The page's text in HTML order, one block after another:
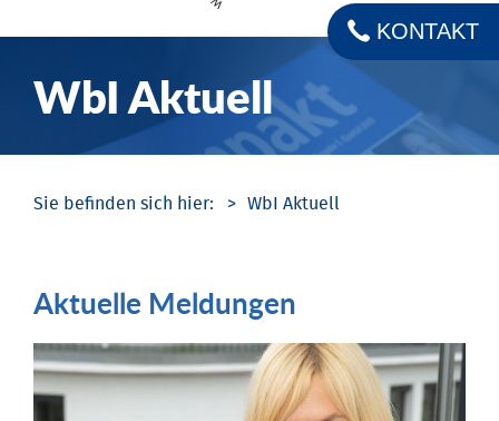
WbI Aktuell
KONTAKT
WbI Aktuell
Aktuelle Meldungen